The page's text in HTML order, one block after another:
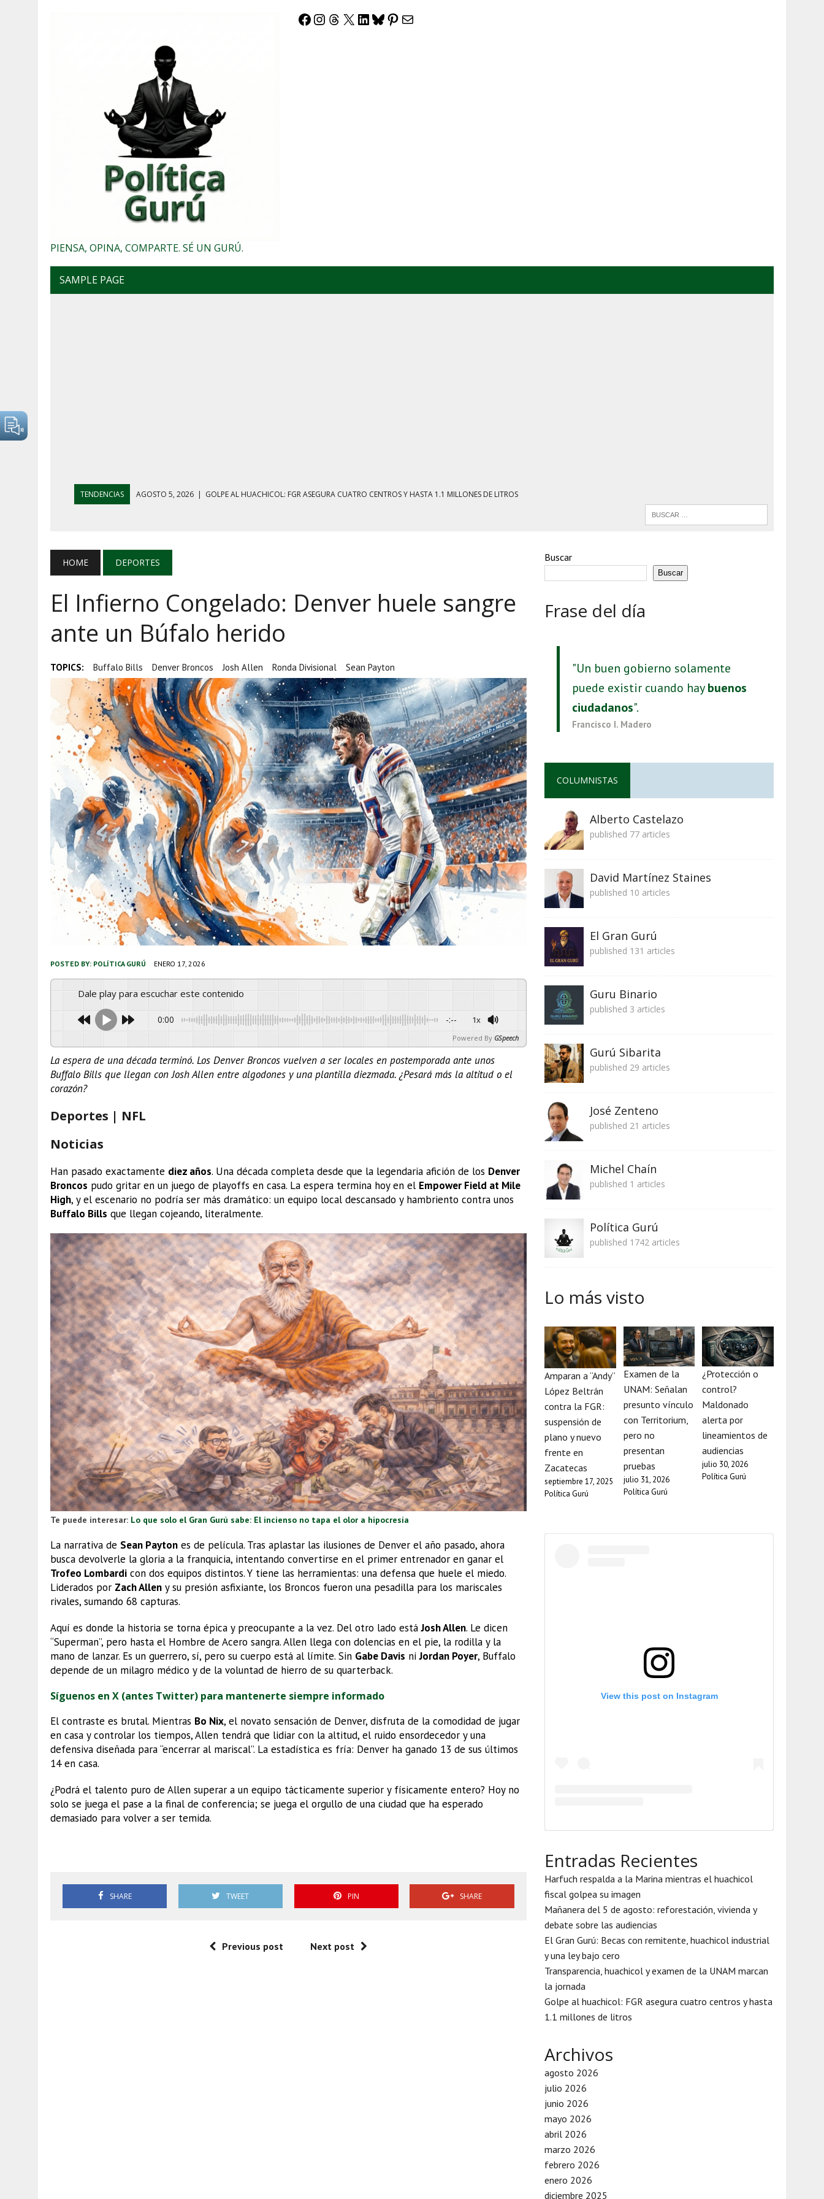
PIENSA, OPINA, COMPARTE. SÉ UN GURÚ.
Facebook
Instagram
Threads
X LinkedIn
Bluesky
Pinterest
Correo electrónico
SAMPLE PAGE
TENDENCIAS AGOSTO 4, 2026 | MAÑANERA DEL 4 DE AGOSTO: CINCO FRENTES BAJO EXAMEN
AGOSTO 5, 2026 | TRANSPARENCIA, HUACHICOL Y EXAMEN DE LA UNAM MARCAN LA JORNADA
AGOSTO 5, 2026
GOLPE AL HUACHICOL: FGR ASEGURA CUATRO CENTROS Y HASTA 1.1 MILLONES DE LITROS
HOME DEPORTES
El Infierno Congelado: Denver huele sangre
ante un Búfalo herido
TOPICS: Buffalo Bills Denver Broncos Josh Allen Ronda Divisional Sean Payton
POSTED BY: POLÍTICA GURÚ ENERO 17, 2026
Dale play para escuchar este contenido
0:00 -:-- 1x
Powered By GSpeech
La espera de una década terminó. Los Denver Broncos vuelven a ser locales en postemporada ante unos
Buffalo Bills que llegan con Josh Allen entre algodones y una plantilla diezmada. ¿Pesará más la altitud o el
corazón?
Deportes | NFL
Noticias
Han pasado exactamente diez años. Una década completa desde que la legendaria afición de los Denver
Broncos pudo gritar en un juego de playoffs en casa. La espera termina hoy en el Empower Field at Mile
High, y el escenario no podría ser más dramático: un equipo local descansado y hambriento contra unos
Buffalo Bills que llegan cojeando, literalmente.
Te puede interesar: Lo que solo el Gran Gurú sabe: El incienso no tapa el olor a hipocresía
La narrativa de Sean Payton es de película. Tras aplastar las ilusiones de Denver el año pasado, ahora
busca devolverle la gloria a la franquicia, intentando convertirse en el primer entrenador en ganar el
Trofeo Lombardi con dos equipos distintos. Y tiene las herramientas: una defensa que huele el miedo.
Liderados por Zach Allen y su presión asfixiante, los Broncos fueron una pesadilla para los mariscales
rivales, sumando 68 capturas.
Aquí es donde la historia se torna épica y preocupante a la vez. Del otro lado estáJosh Allen. Le dicen
“Superman”, pero hasta el Hombre de Acero sangra. Allen llega con dolencias en el pie, la rodilla y la
mano de lanzar. Es un guerrero, sí, pero su cuerpo está al límite. Sin Gabe Davis niJordan Poyer, Buffalo
depende de un milagro médico y de la voluntad de hierro de su quarterback.
Síguenos en X (antes Twitter) para mantenerte siempre informado
El contraste es brutal. Mientras Bo Nix, el novato sensación de Denver, disfruta de la comodidad de jugar
en casa y controlar los tiempos, Allen tendrá que lidiar con la altitud, el ruido ensordecedor y una
defensiva diseñada para “encerrar al mariscal”. La estadística es fría: Denver ha ganado 13 de sus últimos
14 en casa.
¿Podrá el talento puro de Allen superar a un equipo tácticamente superior y físicamente entero? Hoy no
solo se juega el pase a la final de conferencia; se juega el orgullo de una ciudad que ha esperado
demasiado para volver a ser temida.
SHARE TWEET PIN SHARE
Previous post Next post
Buscar
Buscar
Frase del día
"Un buen gobierno solamente
puede existir cuando haybuenos
ciudadanos".
Francisco I. Madero
COLUMNISTAS
Alberto Castelazo
published 77 articles
David Martínez Staines
published 10 articles
El Gran Gurú
published 131 articles
Guru Binario
published 3 articles
Gurú Sibarita
published 29 articles
José Zenteno
published 21 articles
Michel Chaín
published 1 articles
Política Gurú
published 1742 articles
Lo más visto
Amparan a “Andy”
López Beltrán
contra la FGR:
suspensión de
plano y nuevo
frente en
Zacatecas
septiembre 17, 2025
Política Gurú
Examen de la
UNAM: Señalan
presunto vínculo
con Territorium,
pero no
presentan
pruebas
julio 31, 2026
Política Gurú
¿Protección o
control?
Maldonado
alerta por
lineamientos de
audiencias
julio 30, 2026
Política Gurú
View this post on Instagram
Entradas Recientes
Harfuch respalda a la Marina mientras el huachicol
fiscal golpea su imagen
Mañanera del 5 de agosto: reforestación, vivienda y
debate sobre las audiencias
El Gran Gurú: Becas con remitente, huachicol industrial
y una ley bajo cero
Transparencia, huachicol y examen de la UNAM marcan
la jornada
Golpe al huachicol: FGR asegura cuatro centros y hasta
1.1 millones de litros
Archivos
agosto 2026
julio 2026
junio 2026
mayo 2026
abril 2026
marzo 2026
febrero 2026
enero 2026
diciembre 2025